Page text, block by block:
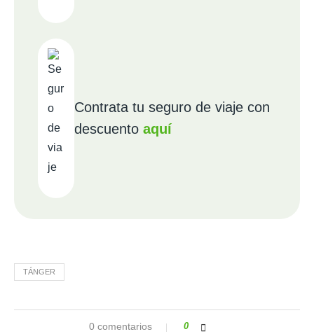
Contrata tu seguro de viaje con
descuento aquí
TÁNGER
0 comentarios 0